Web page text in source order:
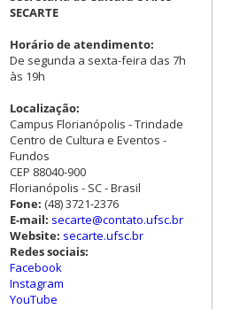
SECARTE
Horário de atendimento:
De segunda a sexta-feira das 7h
às 19h
Localização:
Campus Florianópolis - Trindade
Centro de Cultura e Eventos -
Fundos
CEP 88040-900
Florianópolis - SC - Brasil
Fone: (48) 3721-2376
E-mail: secarte@contato.ufsc.br
Website: secarte.ufsc.br
Redes sociais:
Facebook
Instagram
YouTube